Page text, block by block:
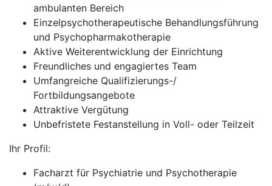
ambulanten Bereich
Einzelpsychotherapeutische Behandlungsführung
und Psychopharmakotherapie
Aktive Weiterentwicklung der Einrichtung
Freundliches und engagiertes Team
Umfangreiche Qualifizierungs-/
Fortbildungsangebote
Attraktive Vergütung
Unbefristete Festanstellung in Voll- oder Teilzeit
Ihr Profil:
Facharzt für Psychiatrie und Psychotherapie